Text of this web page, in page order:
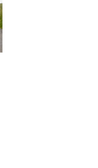
MÄNNER KAUFEN